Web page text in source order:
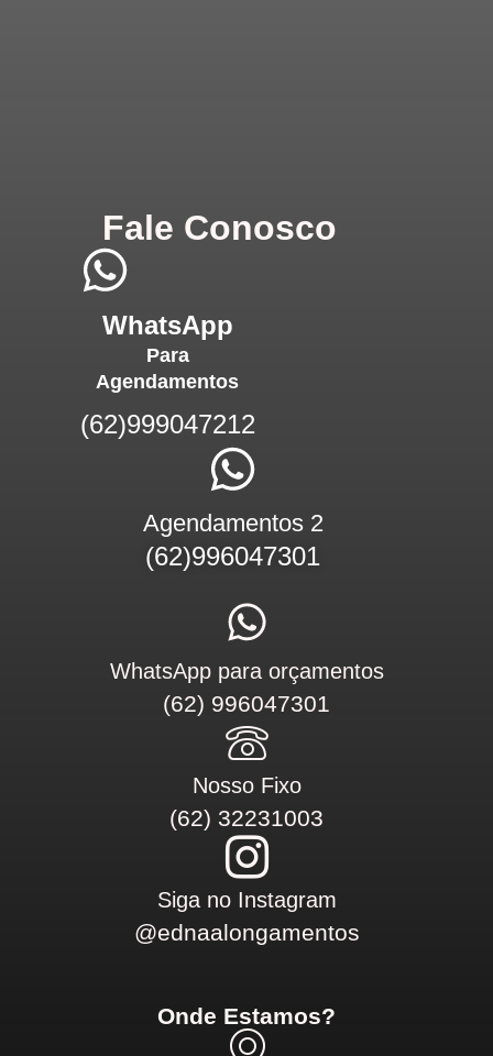
Fale Conosco
WhatsApp
Para
Agendamentos
(62)999047212
Agendamentos 2
(62)996047301
WhatsApp para orçamentos
(62) 996047301
Nosso Fixo
(62) 32231003
Siga no Instagram
@ednaalongamentos
Onde Estamos?